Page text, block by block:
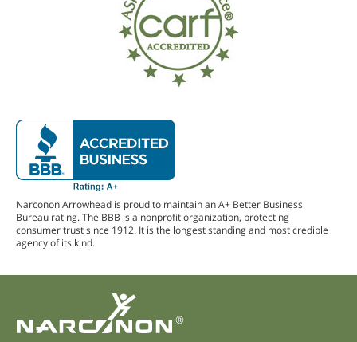
Narconon Arrowhead is proud to maintain an A+ Better Business
Bureau rating. The BBB is a nonprofit organization, protecting
consumer trust since 1912. It is the longest standing and most credible
agency of its kind.
®